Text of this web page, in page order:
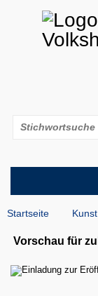
Startseite
Vorschau für